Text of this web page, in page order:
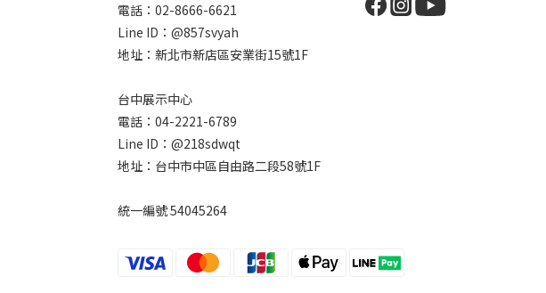
電話：02-8666-6621
Line ID：@857svyah
地址：新北市新店區安業街15號1F
台中展示中心
電話：04-2221-6789
Line ID：@218sdwqt
地址：台中市中區自由路二段58號1F
統一編號 54045264